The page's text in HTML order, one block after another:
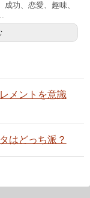
功、恋愛、趣味、
メントを意識
はどっち派？